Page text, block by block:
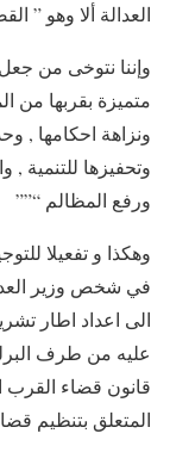
العدالة ألا وهو ”
وإننا نتوخى من
متميزة بقربها من
ونزاهة احكامها ,
وتحفيزها للتنمية ,
ورفع المظالم “””
وهكذا و تفعيلا
في شخص وزير
الى اعداد اطار
عليه من طرف
المتعلق بتنظيم